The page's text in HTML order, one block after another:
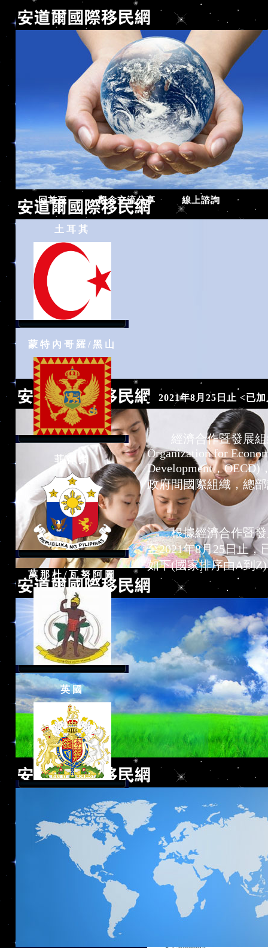
回首頁 觀念交流分享 線上諮詢
土耳其
蒙特內哥羅/黑山
菲律賓
萬那杜/瓦努阿圖
英國
2021年8月25日止 <已
經濟合作暨發展
Organization for
Development，OECD)
政府間國際組織，總
根據經濟合作暨發
至2021年8月25日止，
如下(國家排序由A到